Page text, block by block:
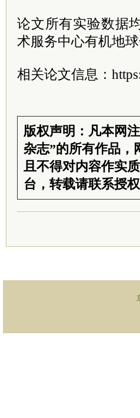
论文所有实验数据
术服务中心有机地
相关论文信息：
版权声明：凡本网
杂志”的所有作品，
且不得对内容作实
台，转载请联系授